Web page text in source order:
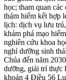
học; tham quan
thám hiểm kết hợp
lịch: dịch vụ lưu
khám phá mạo
nghiên cứu khoa
nghỉ dưỡng sinh
Chúa đến năm
dưỡng, giải trí thực
khoản 4 Điều 56